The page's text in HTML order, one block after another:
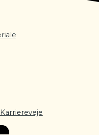
Karriereveje